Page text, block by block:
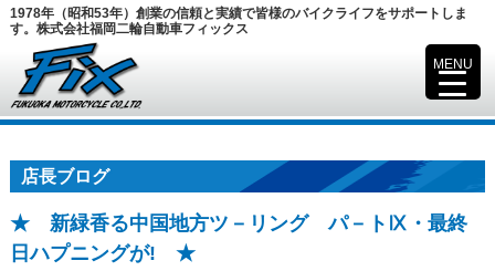
1978年（昭和53年）創業の信頼と実績で皆様のバイクライフをサポートしま
す。株式会社福岡二輪自動車フィックス
店長ブログ
★ 新緑香る中国地方ツ－リング パ－トⅨ・最終
日ハプニングが! ★
MENU
▼